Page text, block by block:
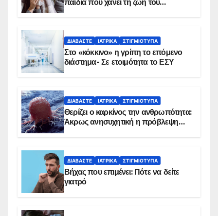
παιδιά που χάνει τη ζωή του
ΔΙΑΒΆΣΤΕ ΙΑΤΡΙΚΆ ΣΤΙΓΜΙΌΤΥΠΑ
Στο «κόκκινο» η γρίπη το επόμενο
διάστημα- Σε ετοιμότητα το ΕΣΥ
ΔΙΑΒΆΣΤΕ ΙΑΤΡΙΚΆ ΣΤΙΓΜΙΌΤΥΠΑ
Θερίζει ο καρκίνος την ανθρωπότητα:
Άκρως ανησυχητική η πρόβλεψη…
ΔΙΑΒΆΣΤΕ ΙΑΤΡΙΚΆ ΣΤΙΓΜΙΌΤΥΠΑ
Βήχας που επιμένει: Πότε να δείτε
γιατρό